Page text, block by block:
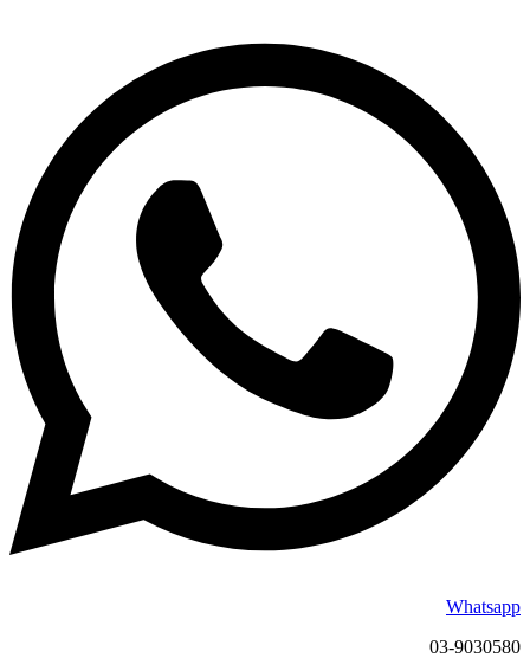
Whatsapp
03-9030580